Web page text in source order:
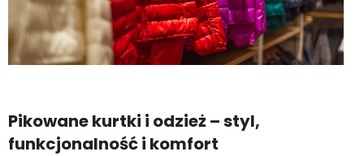
Pikowane kurtki i odzież – styl,
funkcjonalność i komfort